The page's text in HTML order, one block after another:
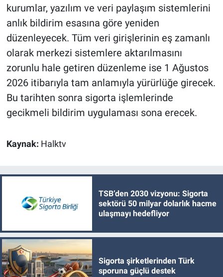
kurumlar, yazılım ve veri paylaşım sistemlerini
anlık bildirim esasına göre yeniden
düzenleyecek. Tüm veri girişlerinin eş zamanlı
olarak merkezi sistemlere aktarılmasını
zorunlu hale getiren düzenleme ise 1 Ağustos
2026 itibarıyla tam anlamıyla yürürlüğe girecek.
Bu tarihten sonra sigorta işlemlerinde
gecikmeli bildirim uygulaması sona erecek.
Kaynak: Halktv
TSB’den 2030 vizyonu: Sigorta
sektörü 50 milyar dolarlık hacme
ulaşmayı hedefliyor
Sigorta şirketlerinden Türk
sporuna güçlü destek